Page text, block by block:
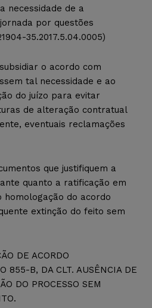
necessidade de a
por questões
35.2017.5.04.0005)
o acordo com
tal necessidade e ao
do juízo para evitar
de alteração contratual
eventuais reclamações
que justifiquem a
quanto a ratificação em
homologação do acordo
extinção do feito sem
DE ACORDO
855-B, DA CLT. AUSÊNCIA DE
DO PROCESSO SEM